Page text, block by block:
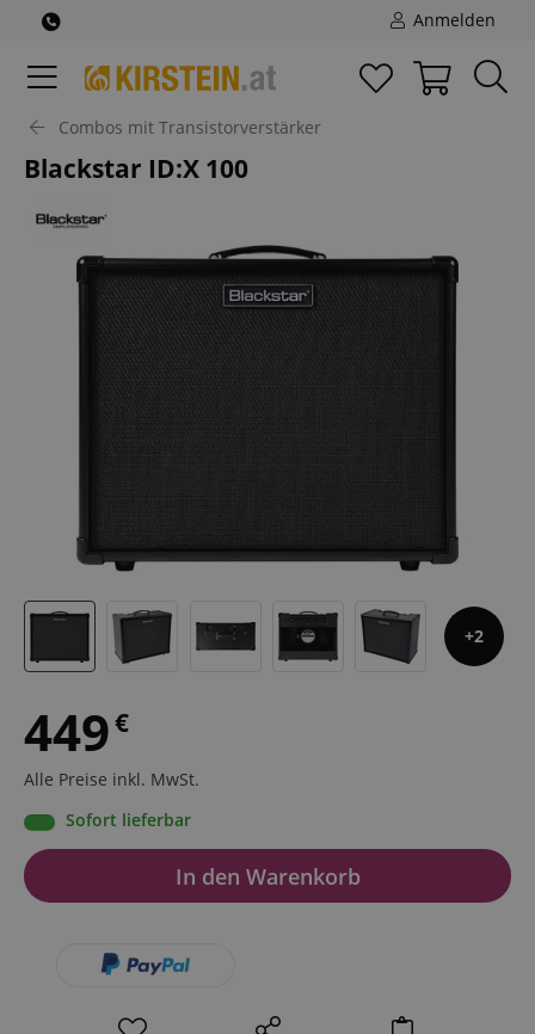
Anmelden
Combos mit Transistorverstärker
Blackstar ID:X 100
2
449€
Alle Preise inkl. MwSt.
Sofort lieferbar
In den Warenkorb